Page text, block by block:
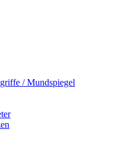
/ Mundspiegel